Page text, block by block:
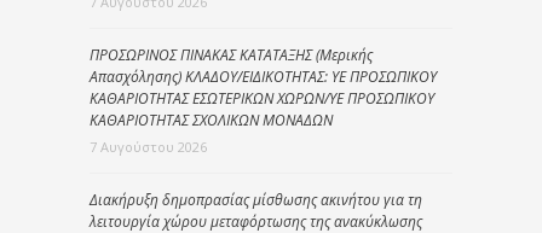
ΠΡΟΣΩΡΙΝΟΣ ΠΙΝΑΚΑΣ ΚΑΤΑΤΑΞΗΣ (Μερικής
Απασχόλησης) ΚΛΑΔΟΥ/ΕΙΔΙΚΟΤΗΤΑΣ: ΥΕ ΠΡΟΣΩΠΙΚΟΥ
ΚΑΘΑΡΙΟΤΗΤΑΣ ΕΣΩΤΕΡΙΚΩΝ ΧΩΡΩΝ/ΥΕ ΠΡΟΣΩΠΙΚΟΥ
ΚΑΘΑΡΙΟΤΗΤΑΣ ΣΧΟΛΙΚΩΝ ΜΟΝΑΔΩΝ
7 Αυγούστου 2026
Διακήρυξη δημοπρασίας μίσθωσης ακινήτου για τη
λειτουργία χώρου μεταφόρτωσης της ανακύκλωσης